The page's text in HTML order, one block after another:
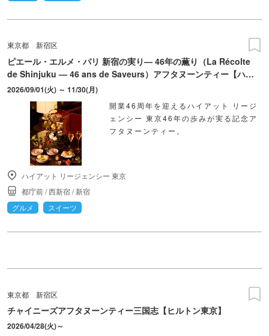
東京都 新宿区
ピエール・エルメ・パリ 新宿の実り— 46年の薫り（La Récolte
de Shinjuku — 46 ans de Saveurs）アフタヌーンティー【ハイ
アット リージェンシー 東京】
2026/09/01(火) ～ 11/30(月)
開業46周年を迎えるハイアット リージ
ェンシー 東京46年の歩みが実る記念ア
フタヌーンティー。
ハイアット リージェンシー 東京
都庁前/西新宿/新宿
グルメ
スイーツ
東京都 新宿区
チャイニーズアフタヌーンティー三国志【ヒルトン東京】
2026/04/28(火)～